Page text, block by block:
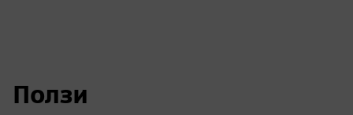
Ползи